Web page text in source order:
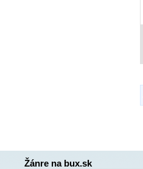
Žánre na bux.sk